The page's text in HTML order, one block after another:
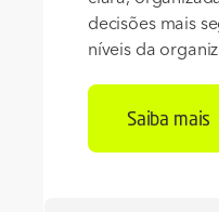
decisões mais
níveis da
Saiba mais